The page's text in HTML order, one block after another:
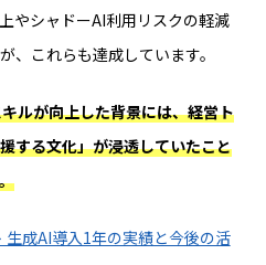
やシャドーAI利用リスクの軽減
、これらも達成しています。
ルが向上した背景には、経営ト
する文化」が浸透していたこと
生成AI導入1年の実績と今後の活